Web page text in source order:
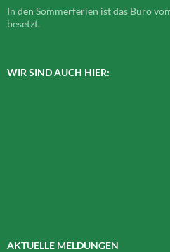
In den Sommerferien ist das Büro
besetzt.
WIR SIND AUCH HIER:
AKTUELLE MELDUNGEN